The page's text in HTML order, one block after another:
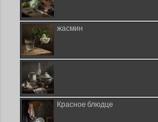
жасмин
Красное блюдце